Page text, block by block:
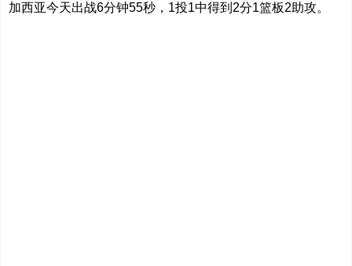
加西亚今天出战6分钟55秒，1投1中得到2分1篮板2助攻。